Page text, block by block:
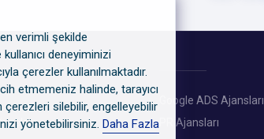
Google ADS Ajansları
PR Ajansları
verimli şekilde
deneyiminizi
çerezler kullanılmaktadır.
etmemeniz halinde, tarayıcı
çerezleri silebilir, engelleyebilir
yönetebilirsiniz. Daha Fazla